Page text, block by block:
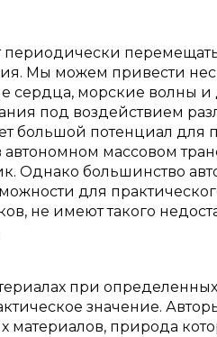
периодически
Мы можем привести
сердца, морские волны
под воздействием
большой потенциал
массовом
Однако большинство
для
не имеют такого
при определенных
значение.
природа